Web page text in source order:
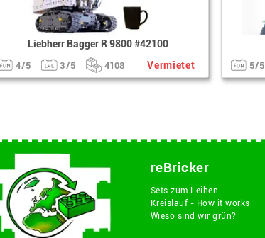
Liebherr Bagger R 9800 #42100
4/5 3/5 4108 Vermietet 5/5
reBricker
Sets zum Leihen
Kreislauf - How it works
Wieso sind wir grün?